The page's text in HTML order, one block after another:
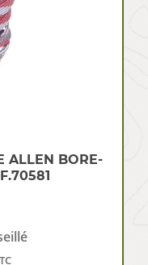
ALLEN BORE-